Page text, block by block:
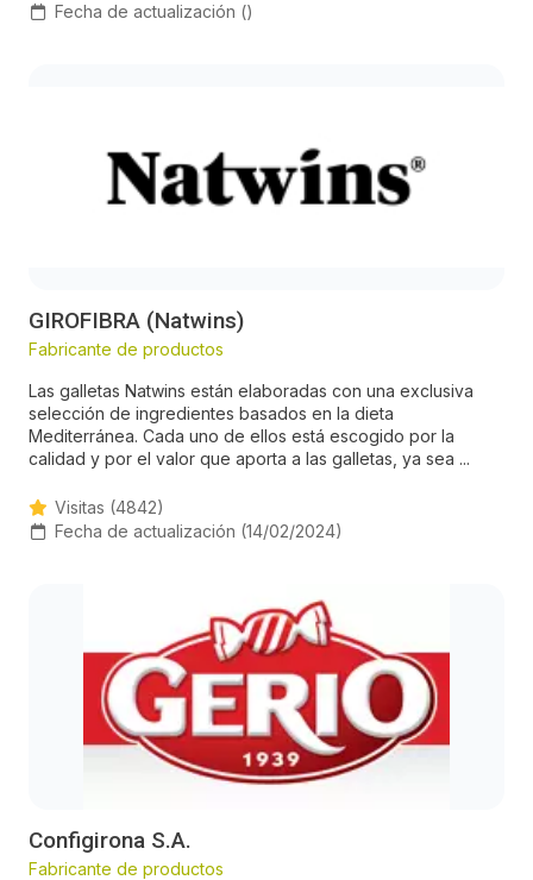
Fecha de actualización ()
GIROFIBRA (Natwins)
Fabricante de productos
Las galletas Natwins están elaboradas con una exclusiva
selección de ingredientes basados en la dieta
Mediterránea. Cada uno de ellos está escogido por la
calidad y por el valor que aporta a las galletas, ya sea ...
Visitas (4842)
Fecha de actualización (14/02/2024)
Configirona S.A.
Fabricante de productos